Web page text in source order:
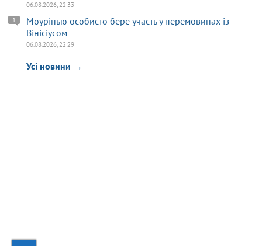
06.08.2026, 22:33
Моурінью особисто бере участь у перемовинах із
Вінісіусом
1
06.08.2026, 22:29
Усі новини →